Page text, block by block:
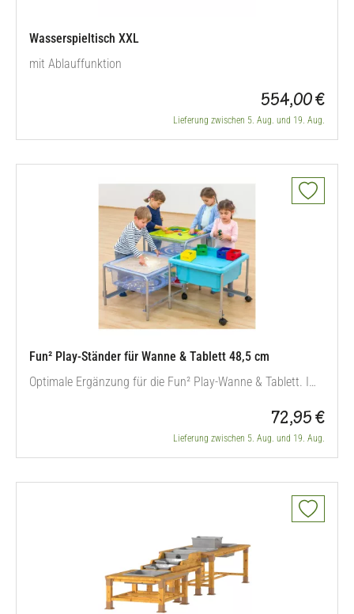
Wasserspieltisch XXL
mit Ablauffunktion
554,00 €
Lieferung zwischen 5. Aug. und 19. Aug.
Fun² Play-Ständer für Wanne & Tablett 48,5 cm
Optimale Ergänzung für die Fun² Play-Wanne & Tablett. Im
Lerntisch. Die Handhabung des Ständers ist kinderleicht:
einfach auf- und später wieder einklappen. Dank der 2
Rollen bewegen Sie den Ständer leicht von A nach B. Sehr
72,95 €
Lieferung zwischen 5. Aug. und 19. Aug.